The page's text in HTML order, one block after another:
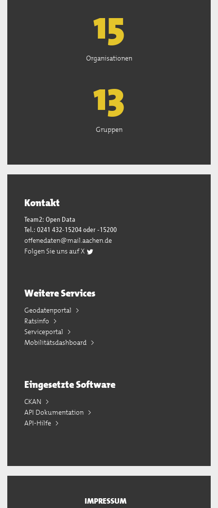
15
Organisationen
13
Gruppen
Kontakt
Team2: Open Data
Tel.: 0241 432-15204 oder -15200
offenedaten@mail.aachen.de
Folgen Sie uns auf X
Weitere Services
Geodatenportal
Ratsinfo
Serviceportal
Mobilitätsdashboard
Eingesetzte Software
CKAN
API Dokumentation
API-Hilfe
IMPRESSUM